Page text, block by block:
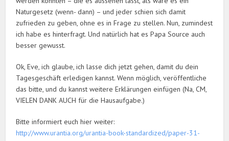
Naturgesetz (wenn- dann) – und jeder schien sich damit
zufrieden zu geben, ohne es in Frage zu stellen. Nun, zumindest
ich habe es hinterfragt. Und natürlich hat es Papa Source auch
besser gewusst.
Ok, Eve, ich glaube, ich lasse dich jetzt gehen, damit du dein
Tagesgeschäft erledigen kannst. Wenn möglich, veröffentliche
das bitte, und du kannst weitere Erklärungen einfügen (Na, CM,
VIELEN DANK AUCH für die Hausaufgabe.)
Bitte informiert euch hier weiter:
http://www.urantia.org/urantia-book-standardized/paper-31-